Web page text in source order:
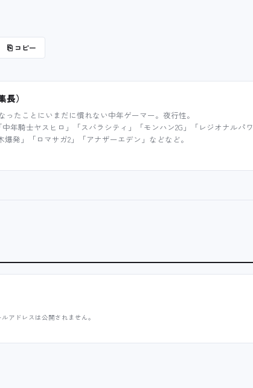
⎘ コピー
）
ったことにいまだに慣れない中年ゲーマー。夜行性。
年騎士ヤスヒロ」「スバラシティ」「モンハン2G」「レジオナルパワ
発」「ロマサガ2」「アナザーエデン」などなど。
アドレスは公開されません。